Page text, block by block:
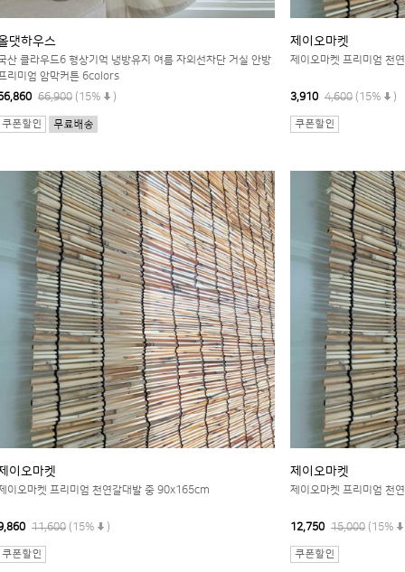
댓하우스
산 클라우드6 형상기억 냉방유지 여름 자외선차단 거실 안방
리미엄 암막커튼 6colors
66,900 (15% )
제이오마켓
제이오마켓 프리미엄 천
3,910 4,600 (15% )
이오마켓
이오마켓 프리미엄 천연갈대발 중 90x165cm
11,600 (15% )
제이오마켓
제이오마켓 프리미엄 천
12,750 15,000 (15%